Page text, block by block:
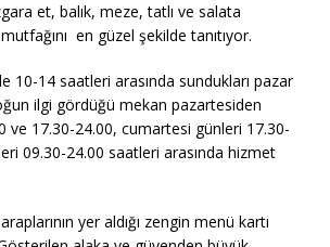
et, balık, meze, tatlı ve salata
en güzel şekilde tanıtıyor.
10-14 saatleri arasında sundukları pazar
ilgi gördüğü mekan pazartesiden
ve 17.30-24.00, cumartesi günleri 17.30-
09.30-24.00 saatleri arasında hizmet
yer aldığı zengin menü kartı